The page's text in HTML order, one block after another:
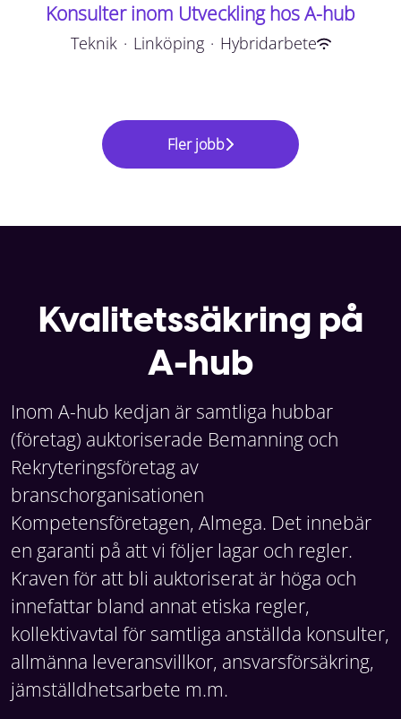
Konsulter inom Utveckling hos A-hub
Teknik · Linköping · Hybridarbete
Fler jobb
Kvalitetssäkring på
A-hub
Inom A-hub kedjan är samtliga hubbar
(företag) auktoriserade Bemanning och
Rekryteringsföretag av
branschorganisationen
Kompetensföretagen, Almega. Det innebär
en garanti på att vi följer lagar och regler.
Kraven för att bli auktoriserat är höga och
innefattar bland annat etiska regler,
kollektivavtal för samtliga anställda konsulter,
allmänna leveransvillkor, ansvarsförsäkring,
jämställdhetsarbete m.m.